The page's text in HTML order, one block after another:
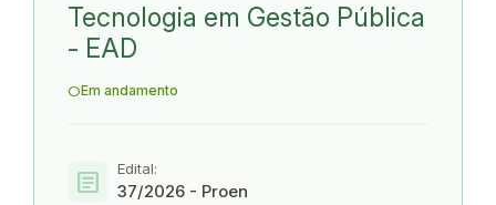
Tecnologia em Gestão Pública
- EAD
Em andamento
article Edital:
37/2026 - Proen